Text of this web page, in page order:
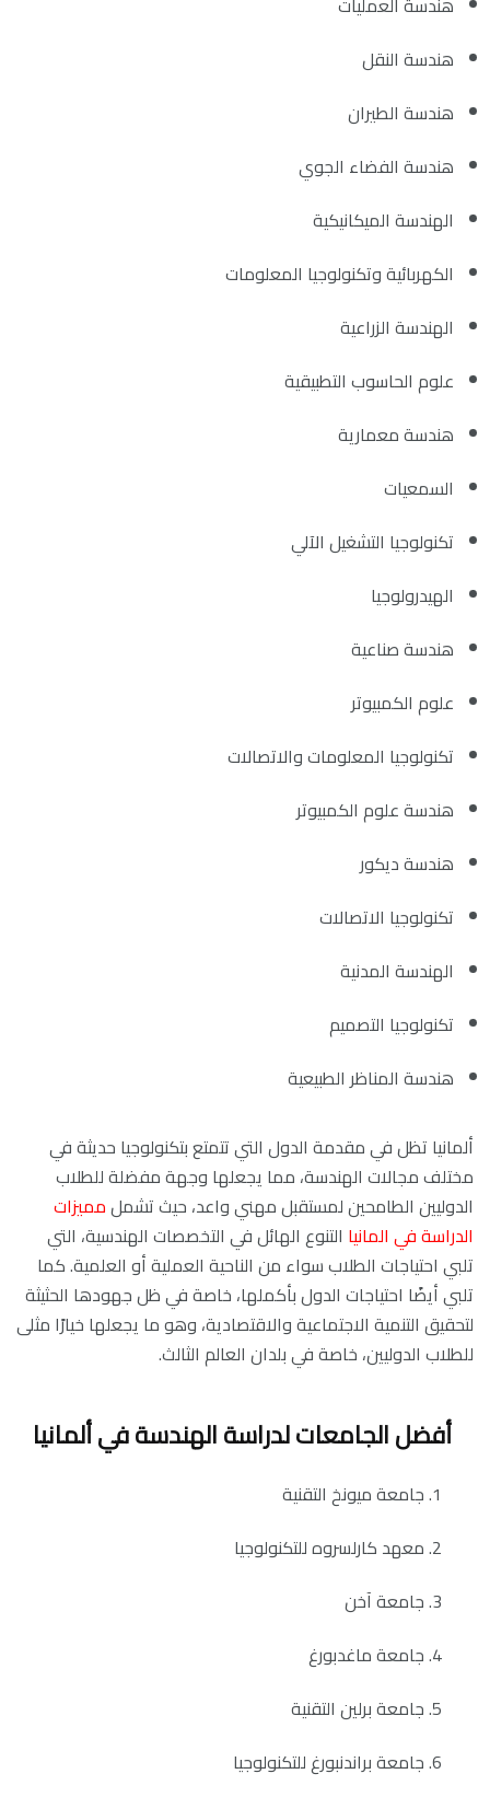
هندسة النقل
هندسة الطيران
هندسة الفضاء الجوي
الهندسة الميكانيكية
الكهربائية وتكنولوجيا المعلومات
الهندسة الزراعية
علوم الحاسوب التطبيقية
هندسة معمارية
السمعيات
تكنولوجيا التشغيل الآلي
الهيدرولوجيا
هندسة صناعية
علوم الكمبيوتر
تكنولوجيا المعلومات والاتصالات
هندسة علوم الكمبيوتر
هندسة ديكور
تكنولوجيا الاتصالات
الهندسة المدنية
تكنولوجيا التصميم
هندسة المناظر الطبيعية
ألمانيا تظل في مقدمة الدول التي تتمتع بتكنولوجيا حديثة في
مختلف مجالات الهندسة، مما يجعلها وجهة مفضلة للطلاب
الدوليين الطامحين لمستقبل مهني واعد، حيث تشملمميزات
الدراسة في المانيا التنوع الهائل في التخصصات الهندسية، التي
تلبي احتياجات الطلاب سواء من الناحية العملية أو العلمية. كما
تلبي أيضًا احتياجات الدول بأكملها، خاصة في ظل جهودها الحثيثة
لتحقيق التنمية الاجتماعية والاقتصادية، وهو ما يجعلها خيارًا مثلى
للطلاب الدوليين، خاصة في بلدان العالم الثالث.
أفضل الجامعات لدراسة الهندسة في ألمانيا
جامعة ميونخ التقنية
معهد كارلسروه للتكنولوجيا
جامعة آخن
جامعة ماغدبورغ
جامعة برلين التقنية
جامعة براندنبورغ للتكنولوجيا